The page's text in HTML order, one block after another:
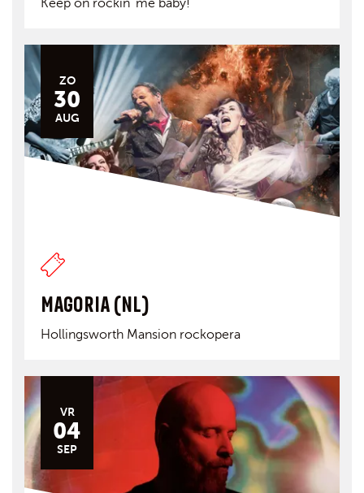
Keep on rockin' me baby!
ZO
30
AUG
MAGORIA (NL)
Hollingsworth Mansion rockopera
VR
04
SEP